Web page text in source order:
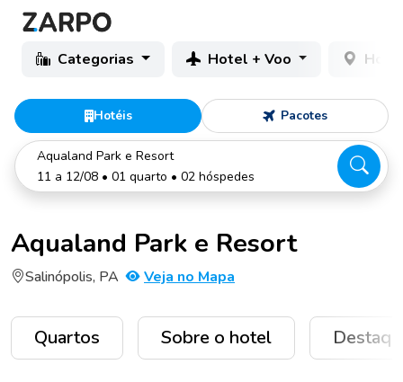
Categorias Hotel + Voo
Hotéis Pacotes
Aqualand Park e Resort
11 a 12/08 • 01 quarto • 02 hóspedes
Aqualand Park e Resort
Salinópolis, PA Veja no Mapa
Quartos Sobre o hotel